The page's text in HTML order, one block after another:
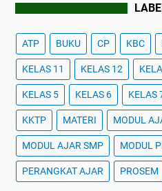
ATP BUKU CP KBC
KELAS 11 KELAS 12
KELAS 5 KELAS 6 KELAS
KKTP MATERI MODUL
MODUL AJAR SMP MODUL
PERANGKAT AJAR PROSEM